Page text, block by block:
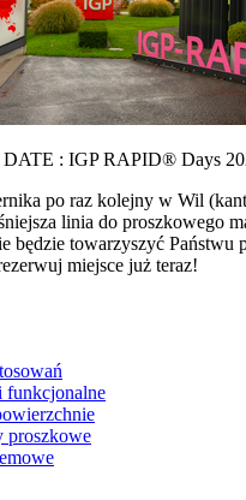
: IGP RAPID® Days
po raz kolejny w Wil
linia do proszkowego
będzie towarzyszyć Państwu
miejsce już teraz!
funkcjonalne
proszkowe